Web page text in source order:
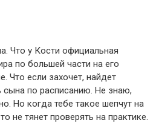
Что у Кости официальная
по большей части на его
Что если захочет, найдет
сына по расписанию. Не знаю,
Но когда тебе такое шепчут на
не тянет проверять на практике.